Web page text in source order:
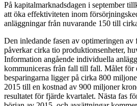
På kapitalmarknadsdagen i september
att öka effektiviteten inom
anläggningar från nuvarande 150 till
Den inledande fasen av optimeringen av
påverkar cirka tio produktionsenheter,
Information angående individuella
kommuniceras från fall till fall. Målet för
besparingarna ligger på cirka 800
2015 till en kostnad av 900 miljoner
resultatet för fjärde kvartalet. Nästa fas